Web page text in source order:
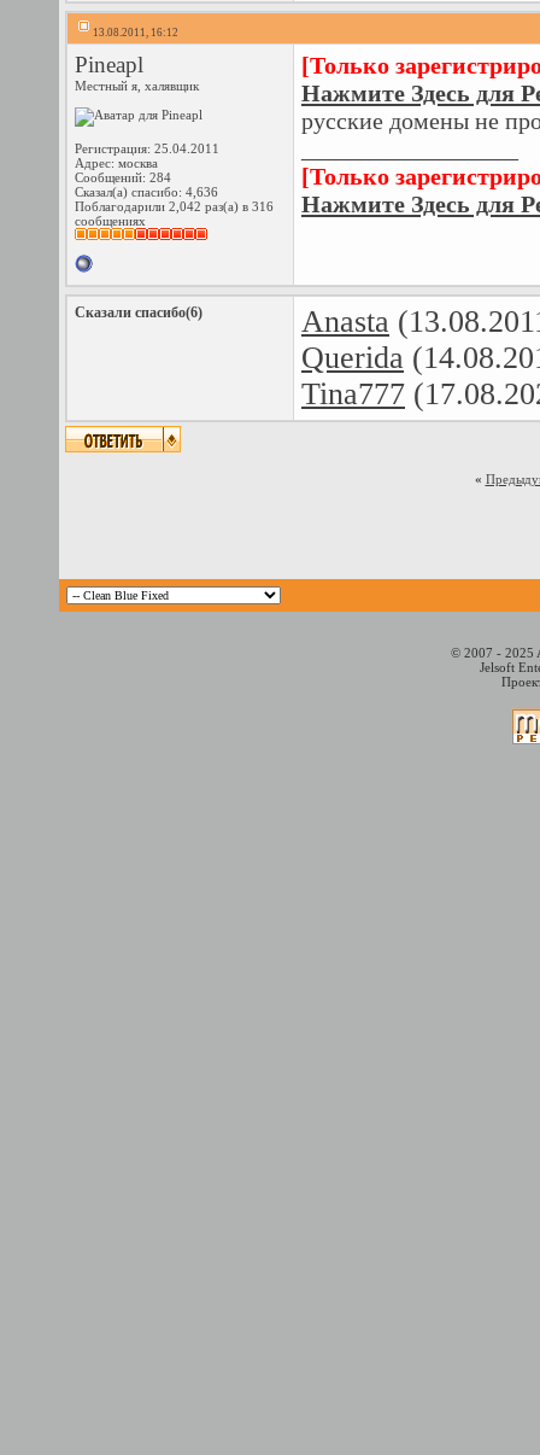
13.08.2011, 16:12
Pineapl
Местный я, халявщик
Регистрация: 25.04.2011
Адрес: москва
Сообщений: 284
Сказал(а) спасибо: 4,636
Поблагодарили 2,042 раз(а) в 316
сообщениях
[Только
Нажмите Здесь для
русские домены не
[Только
Нажмите Здесь для
Сказали спасибо(6) Anasta
Querida
Tina777
«
© 2007 - 2025
Jelsoft